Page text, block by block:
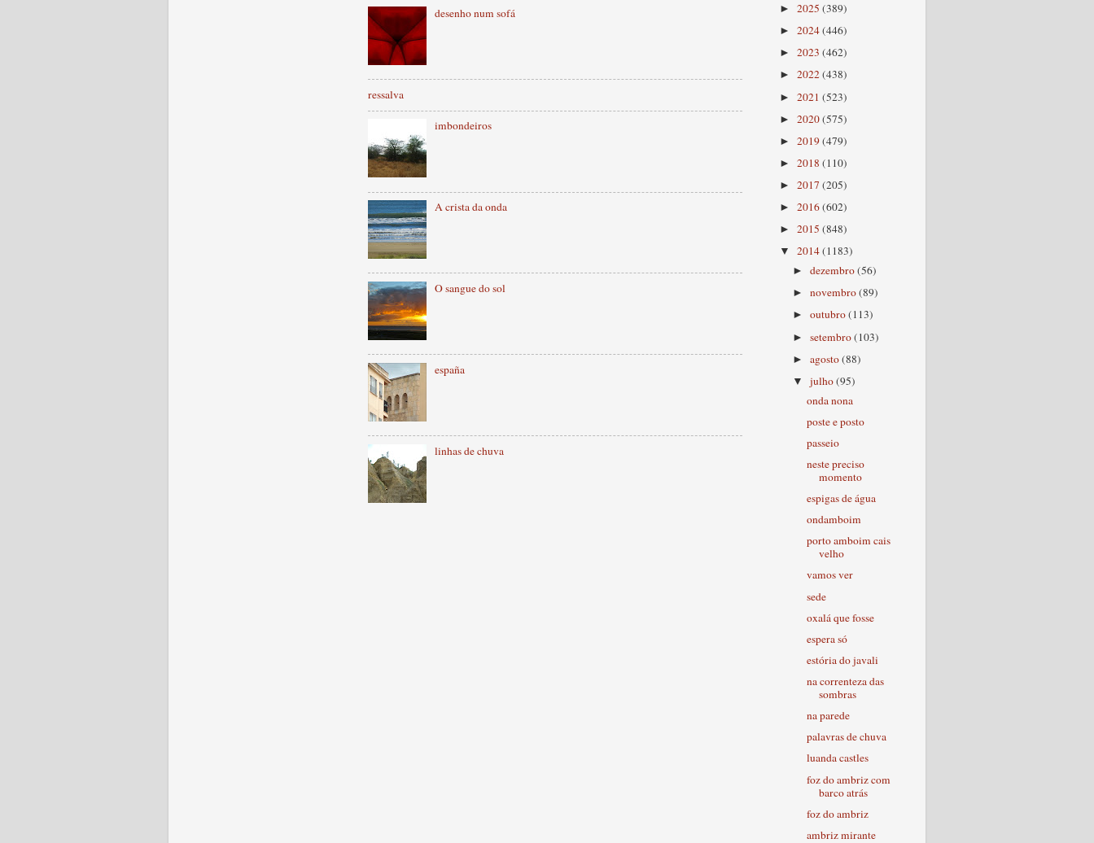
desenho num sofá
ressalva
imbondeiros
A crista da onda
O sangue do sol
españa
linhas de chuva
► 2025 (389)
► 2024(446)
► 2023 (462)
► 2022(438)
► 2021 (523)
► 2020(575)
► 2019(479)
► 2018 (110)
► 2017 (205)
► 2016(602)
► 2015 (848)
▼ 2014(1183)
►dezembro(56)
►novembro(89)
►outubro(113)
►setembro(103)
►agosto(88)
▼julho(95)
onda nona
poste e posto
passeio
neste preciso
momento
espigas de água
ondamboim
porto amboim cais
velho
vamos ver
sede
oxalá que fosse
espera só
estória do javali
na correnteza das
sombras
na parede
palavras de chuva
luanda castles
foz do ambriz com
barco atrás
foz do ambriz
ambriz mirante